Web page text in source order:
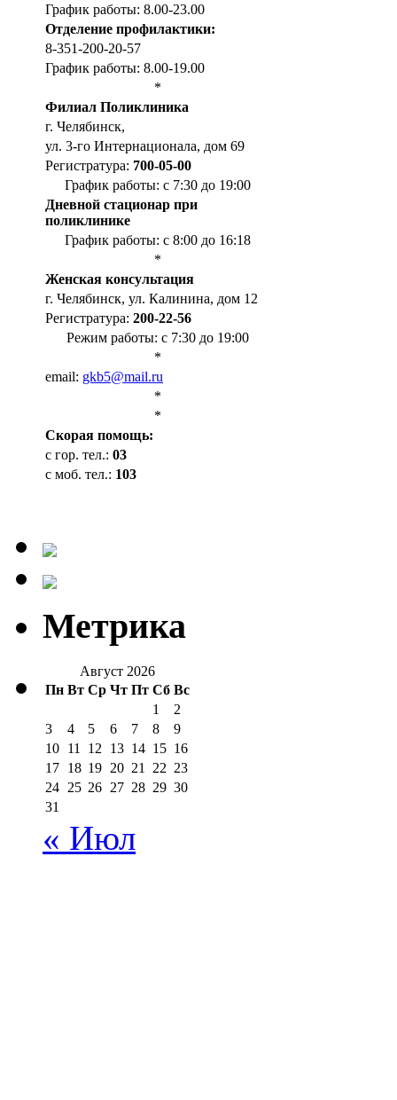
График работы: 8.00-23.00
Отделение профилактики:
8-351-200-20-57
График работы: 8.00-19.00
*
Филиал Поликлиника
г. Челябинск,
ул. 3-го Интернационала, дом 69
Регистратура: 700-05-00
График работы: с 7:30 до 19:00
Дневной стационар при
поликлинике
График работы: с 8:00 до 16:18
*
Женская консультация
г. Челябинск, ул. Калинина, дом 12
Регистратура: 200-22-56
Режим работы: с 7:30 до 19:00
*
email: gkb5@mail.ru
*
*
Cкорая помощь:
с гор. тел.: 03
с моб. тел.: 103
Метрика
Август 2026
Пн Вт Ср Чт Пт Сб Вс
1
2
3
4 5 6 7 8
9
10 11 12 13 14 15 16
17 18 19 20 21 22 23
24 25 26 27 28 29 30
31
« Июл